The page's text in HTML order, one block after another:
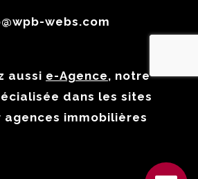
webs.com
aussi e-Agence, notre
dans les sites
agences immobilières